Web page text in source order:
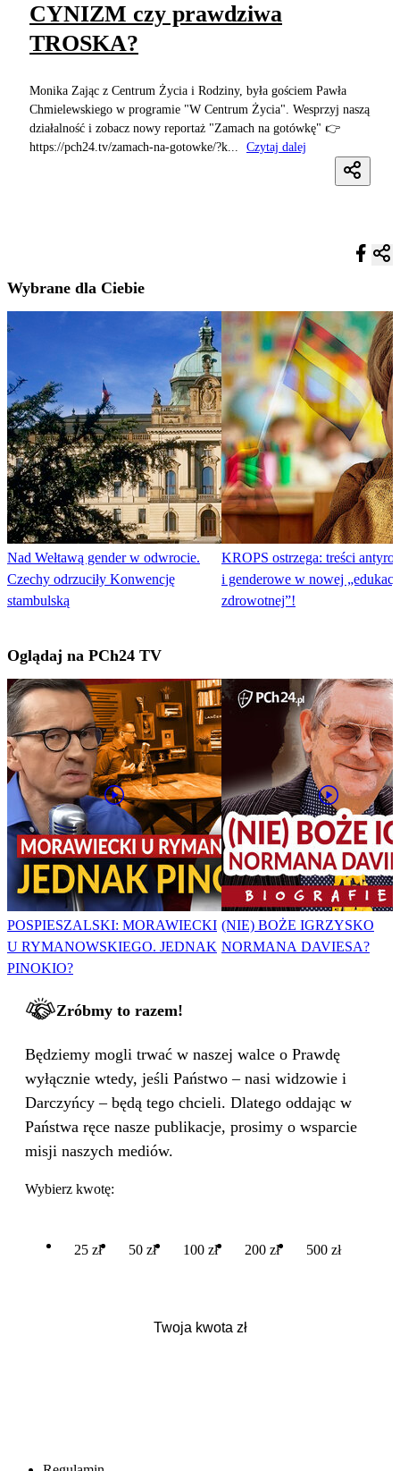
CYNIZM czy prawdziwa
TROSKA?
Monika Zając z Centrum Życia i Rodziny, była gościem Pawła
Chmielewskiego w programie "W Centrum Życia". Wesprzyj naszą
działalność i zobacz nowy reportaż "Zamach na gotówkę" 👉
https://pch24.tv/zamach-na-gotowke/?k...
Czytaj dalej
Wybrane dla Ciebie
Nad Wełtawą gender w odwrocie.
Czechy odrzuciły Konwencję
stambulską
KROPS ostrzega: treści
i genderowe w nowej „edukacji
zdrowotnej”!
Oglądaj na PCh24 TV
POSPIESZALSKI: MORAWIECKI
U RYMANOWSKIEGO. JEDNAK
PINOKIO?
(NIE) BOŻE IGRZYSKO
NORMANA DAVIESA?
Zróbmy to razem!
Będziemy mogli trwać w naszej walce o Prawdę
wyłącznie wtedy, jeśli Państwo – nasi widzowie i
Darczyńcy – będą tego chcieli. Dlatego oddając w
Państwa ręce nasze publikacje, prosimy o wsparcie
misji naszych mediów.
Wybierz kwotę:
25 zł 50 zł 100 zł 200 zł 500 zł